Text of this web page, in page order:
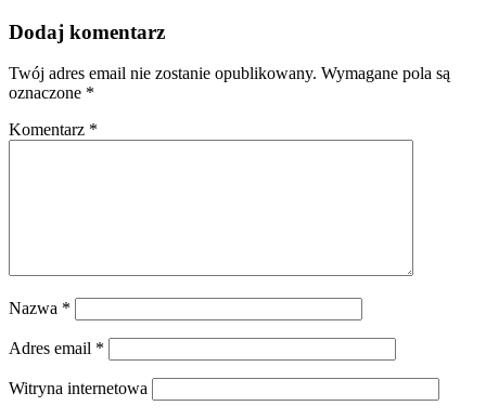
Dodaj komentarz
Twój adres email nie zostanie opublikowany. Wymagane pola są
oznaczone *
Komentarz *
Nazwa *
Adres email *
Witryna internetowa